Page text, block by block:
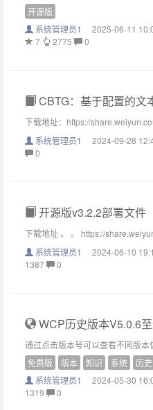
开源版
系统管理员1
2025-06-11
7
2775 0
CBTG：基于配置的文
下载地址：https://
系统管理员1
2024-09-28
0
开源版v3.2.2部署文件
下载地址 。 。 https://
系统管理员1
2024-06-10
1387
0
WCP历史版本V5.0.6
通过点击版本号可以查看不同版本
免费版
版本 知识 系统 历史
系统管理员1
2024-05-30
1319
0